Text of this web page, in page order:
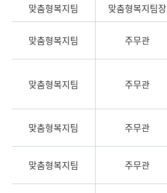
맞춤형복지팀 맞춤형복지팀장
맞춤형복지팀 주무관
맞춤형복지팀 주무관
맞춤형복지팀 주무관
맞춤형복지팀 주무관